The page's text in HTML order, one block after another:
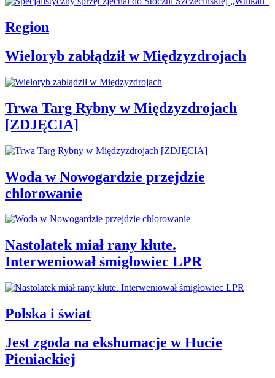
Region
Wieloryb zabłądził w Międzyzdrojach
Trwa Targ Rybny w Międzyzdrojach
[ZDJĘCIA]
Woda w Nowogardzie przejdzie
chlorowanie
Nastolatek miał rany kłute.
Interweniował śmigłowiec LPR
Polska i świat
Jest zgoda na ekshumacje w Hucie
Pieniackiej